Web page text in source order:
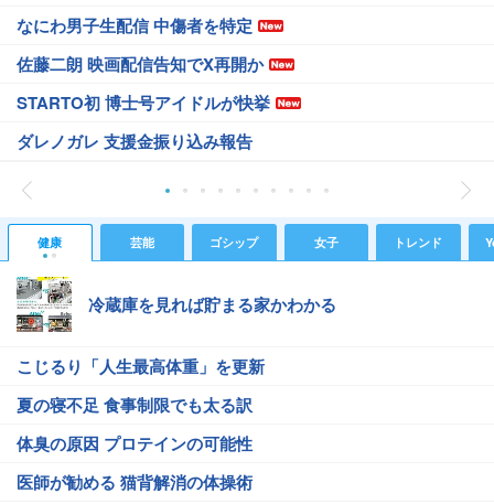
なにわ男子生配信 中傷者を特定
佐藤二朗 映画配信告知でX再開か
STARTO初 博士号アイドルが快挙
ダレノガレ 支援金振り込み報告
健康 芸能 ゴシップ 女子 トレンド
冷蔵庫を見れば貯まる家かわかる
こじるり「人生最高体重」を更新
夏の寝不足 食事制限でも太る訳
体臭の原因 プロテインの可能性
医師が勧める 猫背解消の体操術